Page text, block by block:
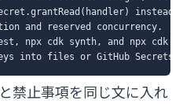
禁止事項を同じ文に入れ